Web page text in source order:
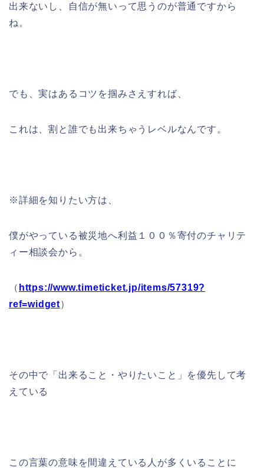
出来ないし、自信が無いって思うのが普通ですから
ね。
でも、実はあるコツを掴みさえすれば、
これは、割と誰でも出来ちゃうレベルなんです。
※詳細を知りたい方は、
僕がやっている被災地へ利益１００％寄付のチャリテ
ィー相談会から。
（ https://www.timeticket.jp/items/57319?
ref=widget）
その中で「出来ること・やりたいこと」を優先して考
えている
この言葉の意味を間違えている人が多くいることに